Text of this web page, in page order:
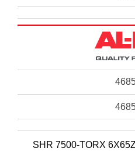
SHR 7500-TORX